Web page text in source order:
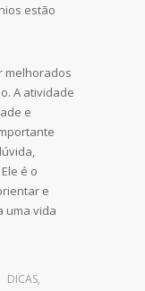
estão
melhorados
A atividade
e
é o
e
uma vida
DICAS,